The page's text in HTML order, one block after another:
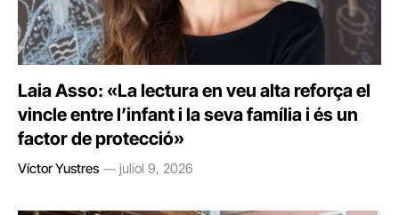
Laia Asso: «La lectura en veu alta reforça el
vincle entre l’infant i la seva família i és un
factor de protecció»
Víctor Yustres juliol 9, 2026